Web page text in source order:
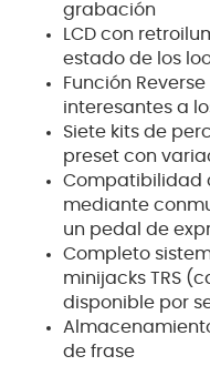
grabación
LCD con
estado de los
Función
interesantes a
Siete kits de
preset con
Compatibilidad
mediante
un pedal de
Completo
minijacks TRS
disponible por
de frase